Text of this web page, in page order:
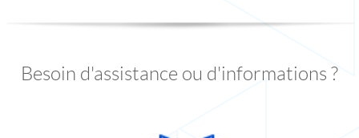
Besoin d'assistance ou d'informations ?